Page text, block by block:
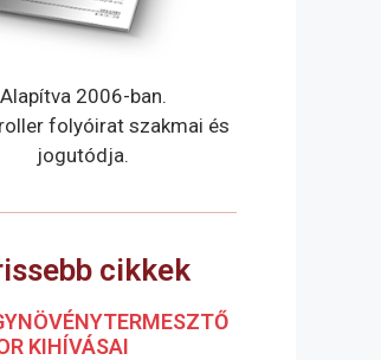
Alapítva 2006-ban.
folyóirat szakmai és
jogutódja.
cikkek
KIHÍVÁSAI